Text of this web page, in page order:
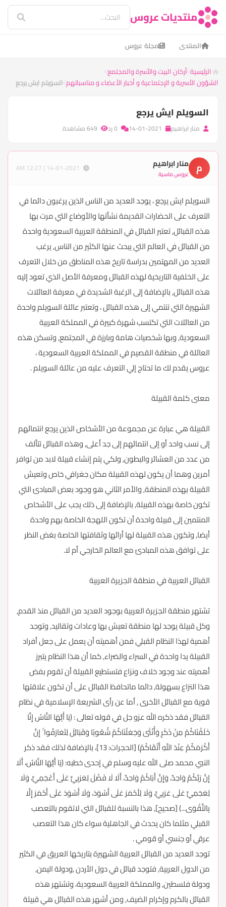
منتديات عروس
المنتدى مجلة عروس
الرئيسية أركان البيت والأسرة والمجتمع
الشؤون الأسرية و الإجتماعية و أخبار الأعضاء و مناسباتهم السويلم ايش يرجع
السويلم ايش يرجع
منار ابراهيم
م منار ابراهيم
عروس ماسية
السويلم ايش يرجع ، يوجد العديد من الناس الذين يرغبون دائما في
التعرف على الحضارات القديمة نشأتها والأوضاع التي مرت بها
هذه القبائل, تعتبر القبائل في المنطقة العربية السعودية واحدة
من القبائل في العالم التي يبحث عنها الكثير من الناس, يرغب
العديد من المهتمين بدراسة تاريخ هذه المناطق من خلال التعرف
على الخلفية التاريخية لهذه القبائل ومعرفة الأصل الذي تعود إليه
هذه القبائل, بالإضافة إلى الرغبة الشديدة في معرفة العائلات
الشهيرة التي تنتمي إلى هذه القبائل ، وتعتبر عائلة السويلم واحدة
من العائلات التي تكتسب شهرة كبيرة في المملكة العربية
السعودية, وبها شخصيات هامة وبارزة في المجتمع, وتسكن هذه
العائلة في منطقة القصيم في المملكة العربية السعودية ،
عروس يقدم لك ما تحتاج إلي التعرف عليه من عائلة السويلم .
معنى كلمة القبيلة
القبيلة هي عبارة عن مجموعة من الأشخاص الذين يرجع انتمائهم
إلى نسب واحد أو إلى انتمائهم إلى جد أعلى, وهذه القبائل تتألف
من عدد من العشائر والبطون, ولكي يتم إنشاء قبيلة لابد من توافر
أمرين وهما أن يكون لهذه القبيلة مكان جغرافي خاص وتعيش
القبيلة بهذه المنطقة, والأمر الثاني هو وجود بعض المبادئ التي
تكون خاصة بهذه القبيلة, بالإضافة إلى ذلك يجب على الأشخاص
المنتمين إلى قبيلة واحدة أن تكون اللهجة الخاصة بهم واحدة
أيضا, وتكون هذه القبيلة لها أرائها وثقافتها الخاصة بغض النظر
على توافق هذه المبادئ مع العالم الخارجي أم لا.
القبائل العربية في منطقة الجزيرة العربية
تشتهر منطقة الجزيرة العربية بوجود العديد من القبائل منذ القدم,
وكل قبيلة يوجد لها منطقة تعيش بها وعادات وتقاليد, وتوجد
أهمية لهذا النظام القبلي فمن أهميته أن يعمل على جعل أفراد
القبيلة يدا واحدة في السراء والضراء, كما أن هذا النظام يتبرز
أهميته عند وجود خلاف ونزاع فتستطيع القبيلة أن تقوم بفض
هذا النزاع بسهولة, دائما ماتحافظ القبائل على أن تكون علاقتها
قوية مع القبائل الأخرى , أما عن رأى الشريعة الإسلامية في نظام
القبائل فقد ذكره الله عزو جل في قوله تعالى : (يَا أَيُّهَا النَّاسُ إِنَّا
خَلَقْنَاكُمْ مِنْ ذَكَرٍ وَأُنْثَىٰ وَجَعَلْنَاكُمْ شُعُوبًا وَقَبَائِلَ لِتَعَارَفُوا ۚ إِنَّ
أَكْرَمَكُمْ عِنْدَ اللَّهِ أَتْقَاكُمْ) [الحجرات: 13]، بالإضافة لذلك فقد ذكر
النبي محمد صلى الله عليه وسلم في إحدى خطبه: (يَا أَيُّهَا النَّاسُ، أَلَا
إِنَّ رَبَّكُمْ وَاحِدٌ، وَإِنَّ أَبَاكُمْ وَاحِدٌ، أَلَا لَا فَضْلَ لِعَرَبِيٍّ عَلَى أَعْجَمِيٍّ، وَلَا
لِعَجَمِيٍّ عَلَى عَرَبِيٍّ، وَلَا لِأَحْمَرَ عَلَى أَسْوَدَ، وَلَا أَسْوَدَ عَلَى أَحْمَرَ إِلَّا
بِالتَّقْوَى...) [صحيح], هذا بالنسبة للقبائل التي لاتقوم بالتعصب
القبلي مثلما كان يحدث في الجاهلية سواء كان هذا التعصب
عرقي أو جنسي أو قومي .
توجد العديد من القبائل العربية الشهيرة بتاريخها العريق في الكثير
من الدول العربية, فتوجد قبائل في دول الأردن ,ودولة اليمن,
ودولة فلسطين, والمملكة العربية السعودية، وتشتهر هذه
القبائل بالكرم وإكرام الضيف, ومن أشهر هذه القبائل هي قبيلة